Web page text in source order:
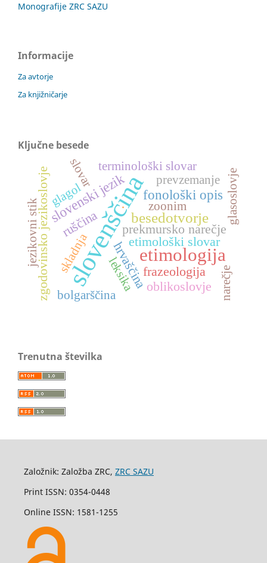
Monografije ZRC SAZU
Informacije
Za avtorje
Za knjižničarje
Ključne besede
slovenščinaetimologija
besedotvorje
slovenski jezik fonološki opis
prekmursko narečje
.
hrvaščinaetimološki slovar
zgodovinsko jezikoslovje ruščina
frazeologija
oblikoslovje
leksika
jezikovni stik
slovar
zoonim glasoslovje
prevzemanje
skladnja
terminološki slovar
glagol
bolgarščina narečje
Trenutna številka
Založnik: Založba ZRC, ZRC SAZU
Print ISSN: 0354-0448
Online ISSN: 1581-1255